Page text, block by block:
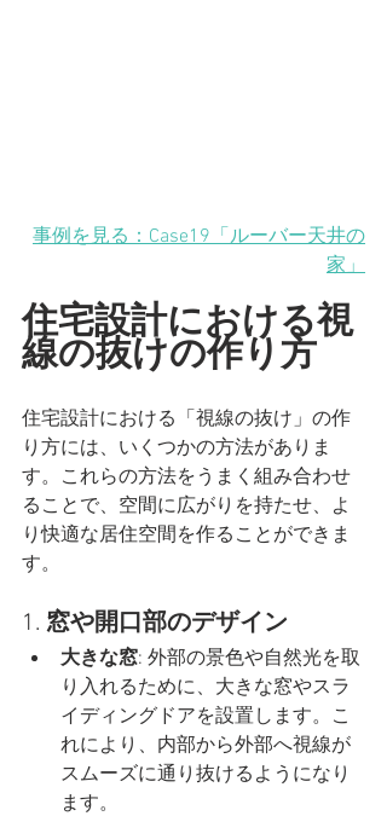
事例を見る：Case19「ルーバー天井の
家」
住宅設計における視
線の抜けの作り方
住宅設計における「視線の抜け」の作
り方には、いくつかの方法がありま
す。これらの方法をうまく組み合わせ
ることで、空間に広がりを持たせ、よ
り快適な居住空間を作ることができま
す。
1. 窓や開口部のデザイン
大きな窓: 外部の景色や自然光を取
り入れるために、大きな窓やスラ
イディングドアを設置します。こ
れにより、内部から外部へ視線が
スムーズに通り抜けるようになり
ます。